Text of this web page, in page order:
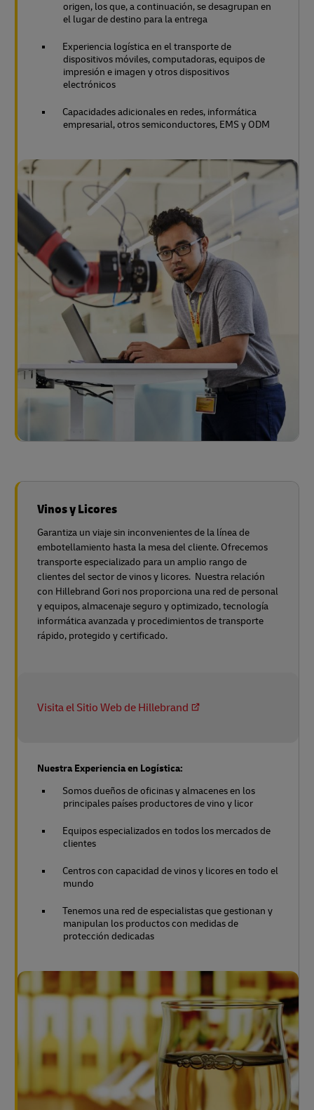
origen, los que, a continuación, se desagrupan en
el lugar de destino para la entrega
Experiencia logística en el transporte de
dispositivos móviles, computadoras, equipos de
impresión e imagen y otros dispositivos
electrónicos
Capacidades adicionales en redes, informática
empresarial, otros semiconductores, EMS y ODM
Vinos y Licores
Garantiza un viaje sin inconvenientes de la línea de
embotellamiento hasta la mesa del cliente. Ofrecemos
transporte especializado para un amplio rango de
clientes del sector de vinos y licores. Nuestra relación
con Hillebrand Gori nos proporciona una red de personal
y equipos, almacenaje seguro y optimizado, tecnología
informática avanzada y procedimientos de transporte
rápido, protegido y certificado.
Visita el Sitio Web de Hillebrand
Nuestra Experiencia en Logística:
Somos dueños de oficinas y almacenes en los
principales países productores de vino y licor
Equipos especializados en todos los mercados de
clientes
Centros con capacidad de vinos y licores en todo el
mundo
Tenemos una red de especialistas que gestionan y
manipulan los productos con medidas de
protección dedicadas